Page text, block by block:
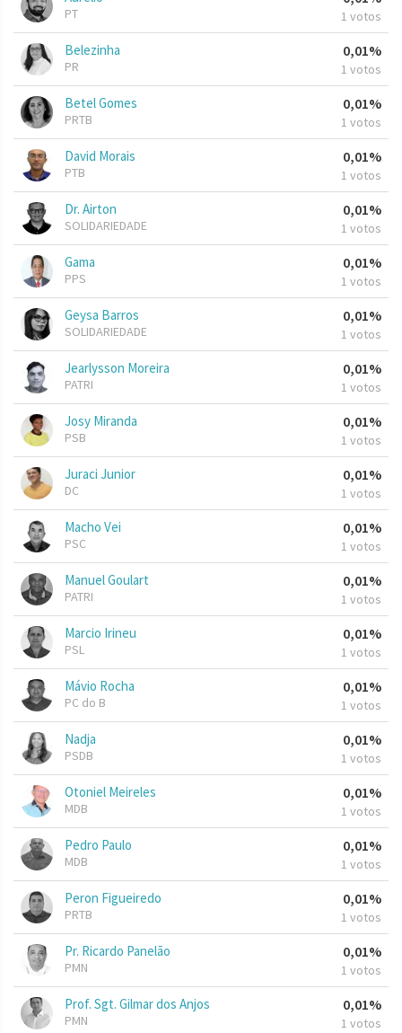
PT 1 votos
Belezinha
PR
0,01%
1 votos
Betel Gomes
PRTB
0,01%
1 votos
David Morais
PTB
0,01%
1 votos
Dr. Airton
SOLIDARIEDADE
0,01%
1 votos
Gama
PPS
0,01%
1 votos
Geysa Barros
SOLIDARIEDADE
0,01%
1 votos
Jearlysson Moreira
PATRI
0,01%
1 votos
Josy Miranda
PSB
0,01%
1 votos
Juraci Junior
DC
0,01%
1 votos
Macho Vei
PSC
0,01%
1 votos
Manuel Goulart
PATRI
0,01%
1 votos
Marcio Irineu
PSL
0,01%
1 votos
Mávio Rocha
PC do B
0,01%
1 votos
Nadja
PSDB
0,01%
1 votos
Otoniel Meireles
MDB
0,01%
1 votos
Pedro Paulo
MDB
0,01%
1 votos
Peron Figueiredo
PRTB
0,01%
1 votos
Pr. Ricardo Panelão
PMN
0,01%
1 votos
Prof. Sgt. Gilmar dos Anjos
PMN
0,01%
1 votos